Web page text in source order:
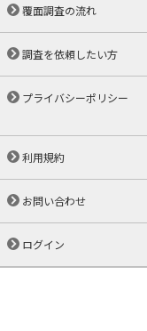
覆面調査の流れ
調査を依頼したい方
プライバシーポリシー
利用規約
お問い合わせ
ログイン